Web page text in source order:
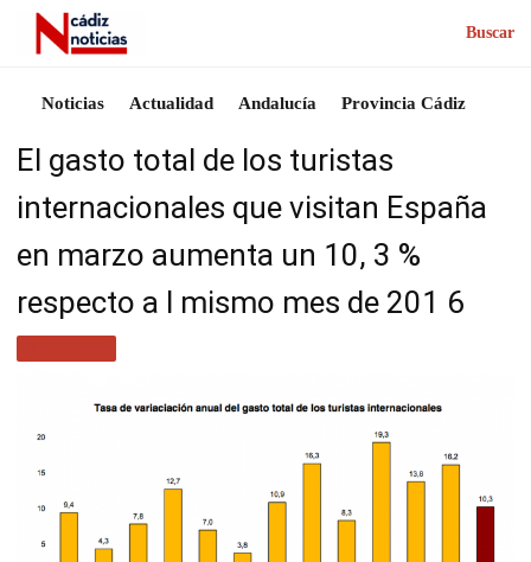
Buscar
Noticias Actualidad Andalucía Provincia Cádiz
El gasto total de los turistas
internacionales que visitan España
en marzo aumenta un 10, 3 %
respecto a l mismo mes de 201 6